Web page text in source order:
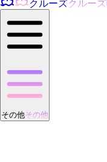
クルーズクルーズ
その他その他